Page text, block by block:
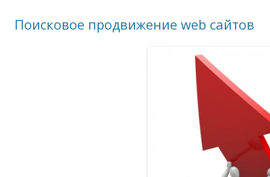
Поисковое продвижение web сайтов